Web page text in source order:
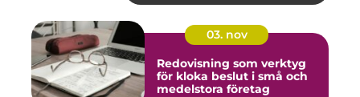
03. nov
Redovisning som verktyg
för kloka beslut i små och
medelstora företag